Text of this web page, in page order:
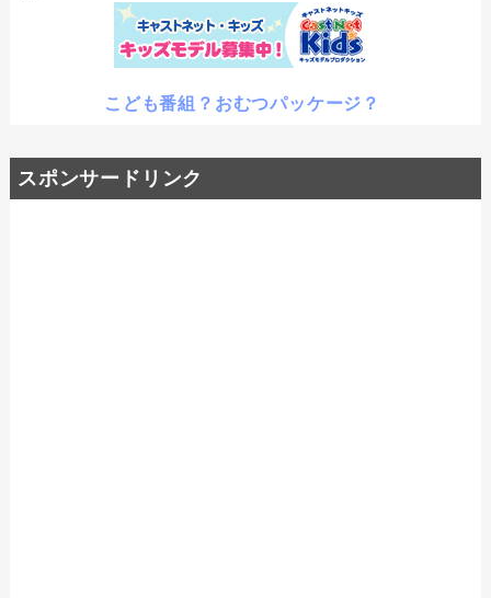
こども番組？おむつパッケージ？
スポンサードリンク